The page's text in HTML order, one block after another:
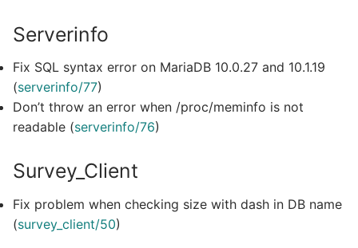
Serverinfo
Fix SQL syntax error on MariaDB 10.0.27 and 10.1.19
(serverinfo/77)
Don’t throw an error when /proc/meminfo is not
readable (serverinfo/76)
Survey_Client
Fix problem when checking size with dash in DB name
(survey_client/50)